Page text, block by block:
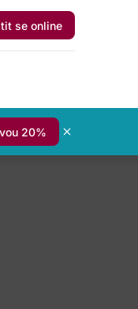
se online
20%